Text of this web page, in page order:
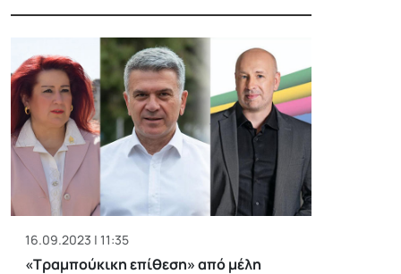
16.09.2023 | 11:35
«Τραμπούκικη επίθεση» από μέλη